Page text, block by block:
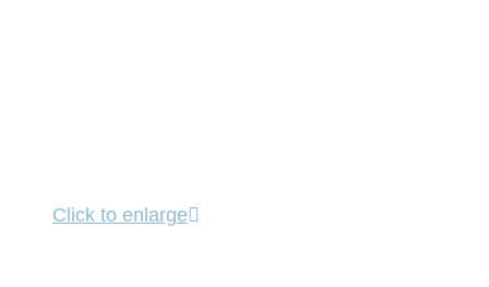
Click to enlarge